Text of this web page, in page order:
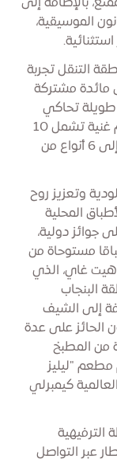
بالإضافة إلى
الموسيقية،
التنقل تجربة
مائدة مشتركة
طويلة تحاكي
إفطار عائلة كبيرة، وتقدم لهم قائمة طعام غنية تشمل 10
أطباق مقبلات، و8 أطباق رئيسية بالإضافة إلى 6 أنواع من
وتعزيز روح
المحلية
جوائز دولية،
مستوحاة من
غاي، الذي
البنجاب
إلى الشيف
الحائز على عدة
من المطبخ
مطعم "ليليز
كيمبرلي
عبر التواصل